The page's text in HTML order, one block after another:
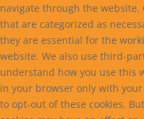
navigate through the website.
that are categorized as
they are essential for the
website. We also use third-
understand how you use this
in your browser only with
to opt-out of these cookies.